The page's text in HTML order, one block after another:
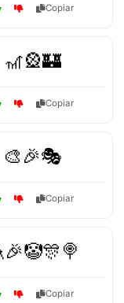
Copiar
🎢🎡🏰
Copiar
🎨🎉🎭
Copiar
Copiar